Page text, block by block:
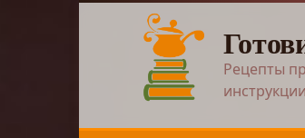
Рецепты